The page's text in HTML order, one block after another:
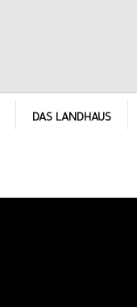
DAS LANDHAUS